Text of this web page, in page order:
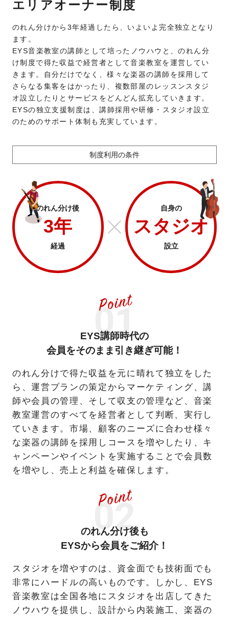
エリアオーナー制度
のれん分けから3年経過したら、いよいよ完全独立となり
ます。
EYS音楽教室の講師として培ったノウハウと、のれん分
け制度で得た収益で経営者として音楽教室を運営してい
きます。自分だけでなく、様々な楽器の講師を採用して
さらなる集客をはかったり、複数部屋のレッスンスタジ
オ設立したりとサービスをどんどん拡充していきます。
EYSの独立支援制度は、講師採用や研修・スタジオ設立
のためのサポート体制も充実しています。
制度利用の条件
のれん分け後
3年
経過
自身の
スタジオ
設立
EYS講師時代の
会員をそのまま引き継ぎ可能！
のれん分けで得た収益を元に晴れて独立をした
ら、運営プランの策定からマーケティング、講
師や会員の管理、そして収支の管理など、音楽
教室運営のすべてを経営者として判断、実行し
ていきます。市場、顧客のニーズに合わせ様々
な楽器の講師を採用しコースを増やしたり、キ
ャンペーンやイベントを実施することで会員数
を増やし、売上と利益を確保します。
のれん分け後も
EYSから会員をご紹介！
スタジオを増やすのは、資金面でも技術面でも
非常にハードルの高いものです。しかし、EYS
音楽教室は全国各地にスタジオを出店してきた
ノウハウを提供し、設計から内装施工、楽器の